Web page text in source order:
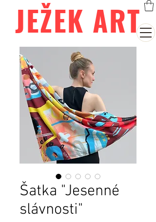
JEŽEK ART
Šatka "Jesenné
slávnosti"